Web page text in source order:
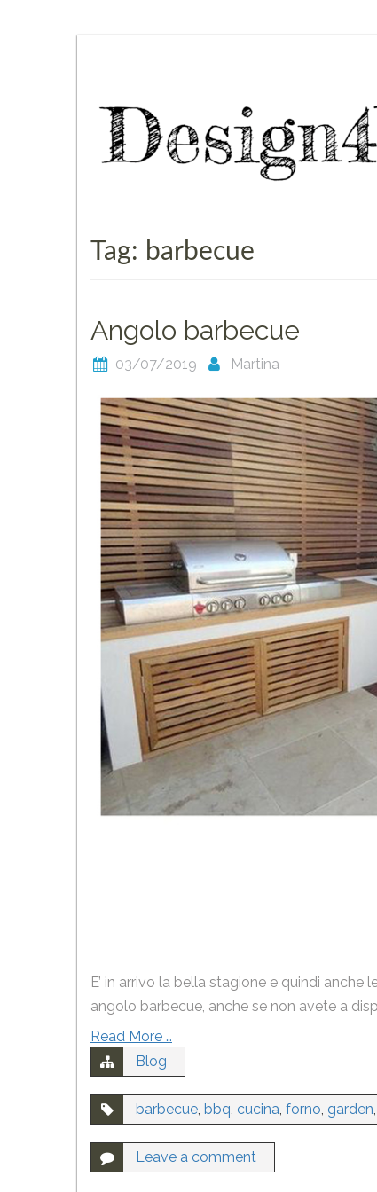
Tag: barbecue
Angolo barbecue
03/07/2019 Martina
E’ in arrivo la bella stagione e quindi
angolo barbecue, anche se non avete a
Read More …
Blog
barbecue, bbq, cucina, forno, garden,
Leave a comment